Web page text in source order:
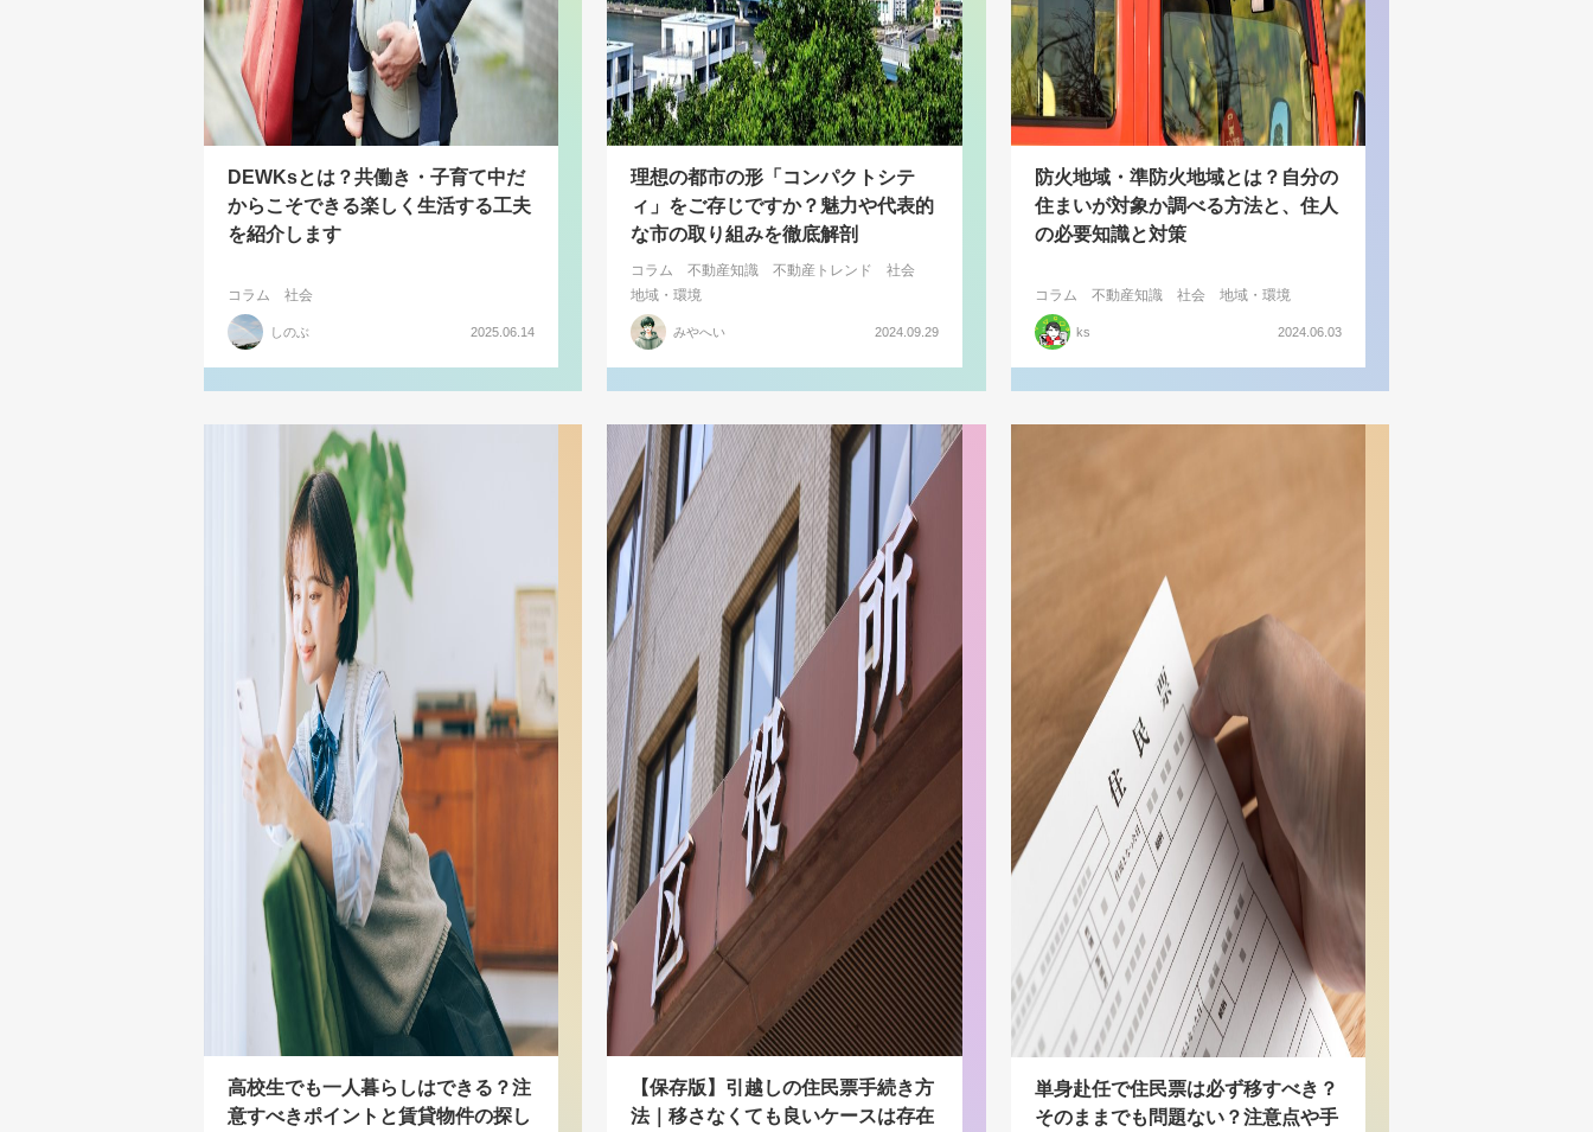
DEWKsとは？共働き・子育て中だ
からこそできる楽しく生活する工夫
を紹介します
コラム 社会
しのぶ 2025.06.14
理想の都市の形「コンパクトシテ
ィ」をご存じですか？魅力や代表的
な市の取り組みを徹底解剖
コラム 不動産知識 不動産トレンド
社会
地域・環境
みやへい 2024.09.29
防火地域・準防火地域とは？自分の
住まいが対象か調べる方法と、住人
の必要知識と対策
コラム 不動産知識 社会 地域・環境
ks 2024.06.03
高校生でも一人暮らしはできる？注
意すべきポイントと賃貸物件の探し
【保存版】引越しの住民票手続き方
法｜移さなくても良いケースは存在
単身赴任で住民票は必ず移すべき？
そのままでも問題ない？注意点や手